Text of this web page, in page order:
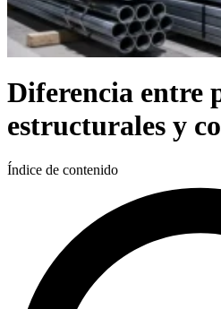
Diferencia entre
estructurales y
Índice de contenido